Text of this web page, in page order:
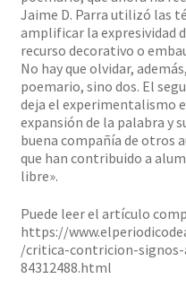
Jaime D. Parra utilizó las
amplificar la expresividad
recurso decorativo o
No hay que olvidar,
poemario, sino dos. El
deja el experimentalismo
expansión de la palabra y
buena compañía de otros
que han contribuido a
libre».
Puede leer el artículo
https://
/critica-contricion-
84312488.html